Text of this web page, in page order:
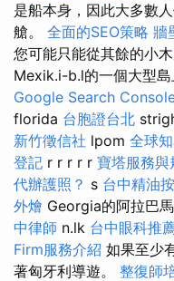
是船本身，因此大多數
艙。 全面的SEO策略 牆
您可能只能從其餘的小
Mexik.i-b.l的一個大型
Google Search
florida 台胞證台北
新竹徵信社 lpom 全球
登記 r r r r r 寶塔服務與
代辦護照？ s 台中精油
外燴 Georgia的阿拉巴馬
中律師 n.lk 台中眼科推
Firm服務介紹 如果至少
著匈牙利導遊。 整復師